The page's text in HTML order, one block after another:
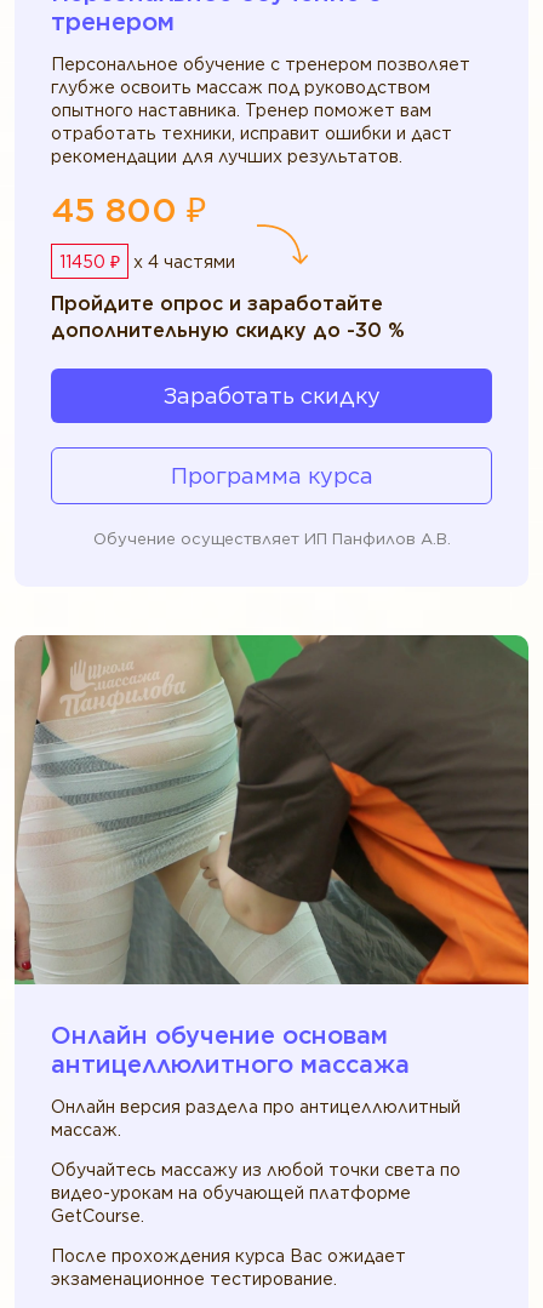
тренером
Персональное обучение с тренером позволяет
глубже освоить массаж под руководством
опытного наставника. Тренер поможет вам
отработать техники, исправит ошибки и даст
рекомендации для лучших результатов.
45 800 ₽
11450 ₽ x 4 частями
Пройдите опрос и заработайте
дополнительную скидку до -30 %
Заработать скидку
Программа курса
Обучение осуществляет ИП Панфилов А.В.
Онлайн обучение основам
антицеллюлитного массажа
Онлайн версия раздела про антицеллюлитный
массаж.
Обучайтесь массажу из любой точки света по
видео-урокам на обучающей платформе
GetCourse.
После прохождения курса Вас ожидает
экзаменационное тестирование.